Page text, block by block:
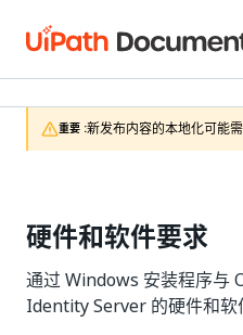
重要 :新发布内容的本地化可能
硬件和软件要求
通过 Windows 安装程序与
Identity Server 的硬件和软